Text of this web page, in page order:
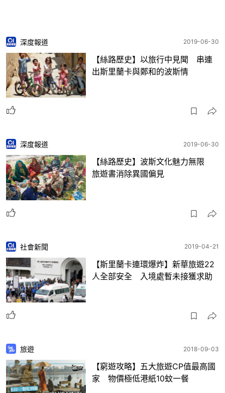
深度報道 2019-06-30
【絲路歷史】以旅行中見聞 串連
出斯里蘭卡與鄭和的波斯情
深度報道 2019-06-30
【絲路歷史】波斯文化魅力無限
旅遊書消除異國偏見
社會新聞 2019-04-21
【斯里蘭卡連環爆炸】新華旅遊22
人全部安全 入境處暫未接獲求助
旅遊 2018-09-03
【窮遊攻略】五大旅遊CP值最高國
家 物價極低港紙10蚊一餐